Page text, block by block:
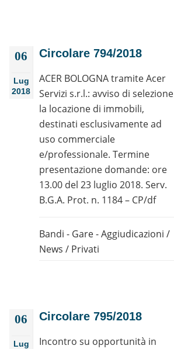
06
Lug
2018
Circolare 794/2018
ACER BOLOGNA tramite Acer
Servizi s.r.l.: avviso di selezione
la locazione di immobili,
destinati esclusivamente ad
uso commerciale
e/professionale. Termine
presentazione domande: ore
13.00 del 23 luglio 2018. Serv.
B.G.A. Prot. n. 1184 – CP/df
Bandi - Gare - Aggiudicazioni /
News / Privati
06
Lug
Circolare 795/2018
Incontro su opportunità in